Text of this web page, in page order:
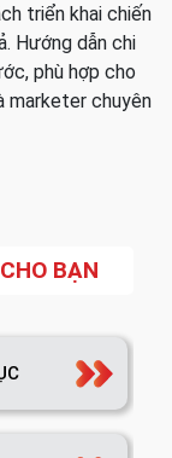
triển khai chiến
Hướng dẫn chi
phù hợp cho
marketer chuyên
BẠN